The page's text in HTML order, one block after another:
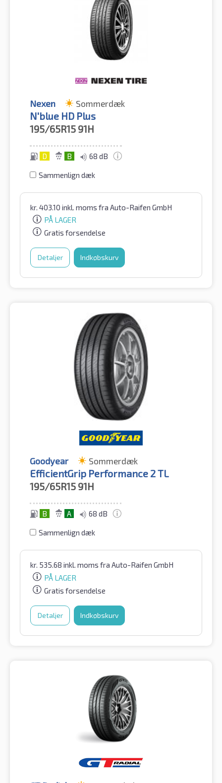
Nexen Sommerdæk
N'blue HD Plus
195/65R15 91H
D B 68 dB
Sammenlign dæk
kr. 403.10 inkl. moms fra Auto-Raifen GmbH
PÅ LAGER
Gratis forsendelse
Detaljer Indkøbskurv
Goodyear Sommerdæk
EfficientGrip Performance 2 TL
195/65R15 91H
B A 68 dB
Sammenlign dæk
kr. 535.68 inkl. moms fra Auto-Raifen GmbH
PÅ LAGER
Gratis forsendelse
Detaljer Indkøbskurv